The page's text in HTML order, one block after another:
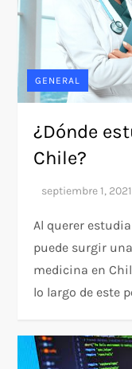
GENERAL
¿Dónde
Chile?
Al querer
puede surgir
medicina en
lo largo de este